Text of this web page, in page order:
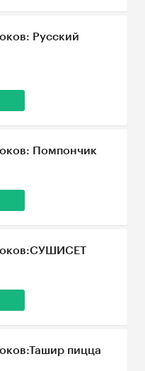
Русский
Помпончик
пицца